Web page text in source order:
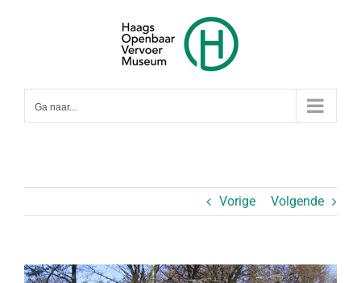
Ga naar...
Vorige Volgende
Bekijk